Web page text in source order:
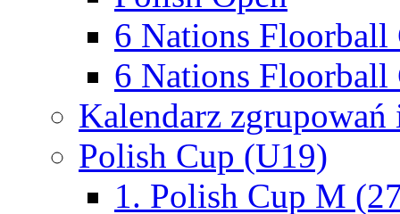
6 Nations Floorball
6 Nations Floorball
Kalendarz
Polish Cup (U19)
1. Polish Cup M